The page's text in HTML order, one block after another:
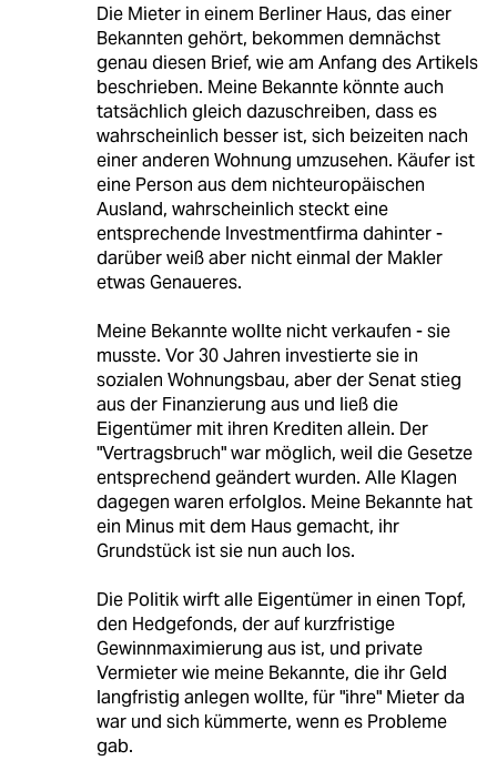
Die Mieter in einem Berliner Haus, das einer
Bekannten gehört, bekommen demnächst
genau diesen Brief, wie am Anfang des Artikels
beschrieben. Meine Bekannte könnte auch
tatsächlich gleich dazuschreiben, dass es
wahrscheinlich besser ist, sich beizeiten nach
einer anderen Wohnung umzusehen. Käufer ist
eine Person aus dem nichteuropäischen
Ausland, wahrscheinlich steckt eine
entsprechende Investmentfirma dahinter -
darüber weiß aber nicht einmal der Makler
etwas Genaueres.
Meine Bekannte wollte nicht verkaufen - sie
musste. Vor 30 Jahren investierte sie in
sozialen Wohnungsbau, aber der Senat stieg
aus der Finanzierung aus und ließ die
Eigentümer mit ihren Krediten allein. Der
"Vertragsbruch" war möglich, weil die Gesetze
entsprechend geändert wurden. Alle Klagen
dagegen waren erfolglos. Meine Bekannte hat
ein Minus mit dem Haus gemacht, ihr
Grundstück ist sie nun auch los.
Die Politik wirft alle Eigentümer in einen Topf,
den Hedgefonds, der auf kurzfristige
Gewinnmaximierung aus ist, und private
Vermieter wie meine Bekannte, die ihr Geld
langfristig anlegen wollte, für "ihre" Mieter da
war und sich kümmerte, wenn es Probleme
gab.